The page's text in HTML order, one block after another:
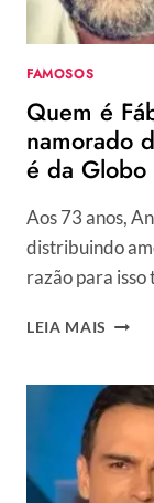
“TEM
FAMOSOS
Quem é
namorado
é da Globo
Aos 73 anos,
distribuindo
razão para
LEIA MAIS QUEM
O